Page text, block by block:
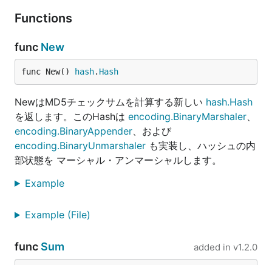
Functions
func New
func New() hash. Hash
NewはMD5チェックサムを計算する新しい hash.Hash
を返します。このHashは encoding.BinaryMarshaler、
encoding.BinaryAppender、および
encoding.BinaryUnmarshaler も実装し、ハッシュの内
部状態を マーシャル・アンマーシャルします。
Example
Example (File)
func Sum added in v1.2.0